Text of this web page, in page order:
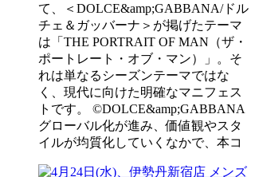
て、＜DOLCE&amp;GABBANA/ドル
チェ＆ガッバーナ＞が掲げたテーマ
は「THE PORTRAIT OF MAN（ザ・
ポートレート・オブ・マン）」。そ
れは単なるシーズンテーマではな
く、現代に向けた明確なマニフェス
トです。 ©DOLCE&amp;GABBANA
グローバル化が進み、価値観やスタ
イルが均質化していくなかで、本コ